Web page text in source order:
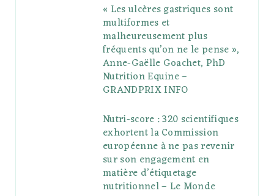
« Les ulcères gastriques sont
multiformes et
malheureusement plus
fréquents qu’on ne le pense »,
Anne-Gaëlle Goachet, PhD
Nutrition Equine –
GRANDPRIX INFO
Nutri-score : 320 scientifiques
exhortent la Commission
européenne à ne pas revenir
sur son engagement en
matière d’étiquetage
nutritionnel – Le Monde